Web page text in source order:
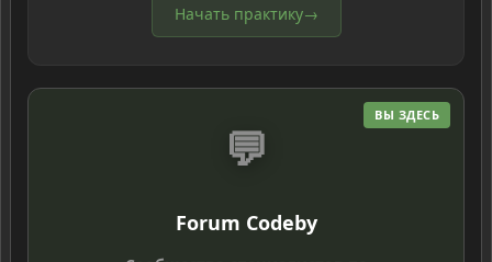
Начать практику→
ВЫ ЗДЕСЬ
💬
Forum Codeby